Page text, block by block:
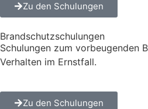
Zu den Schulungen
Brandschutz­schulungen
Schulungen zum vorbeugenden
Verhalten im Ernstfall.
Zu den Schulungen